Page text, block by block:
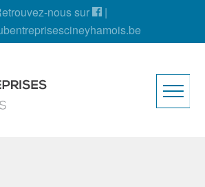
nous sur
|